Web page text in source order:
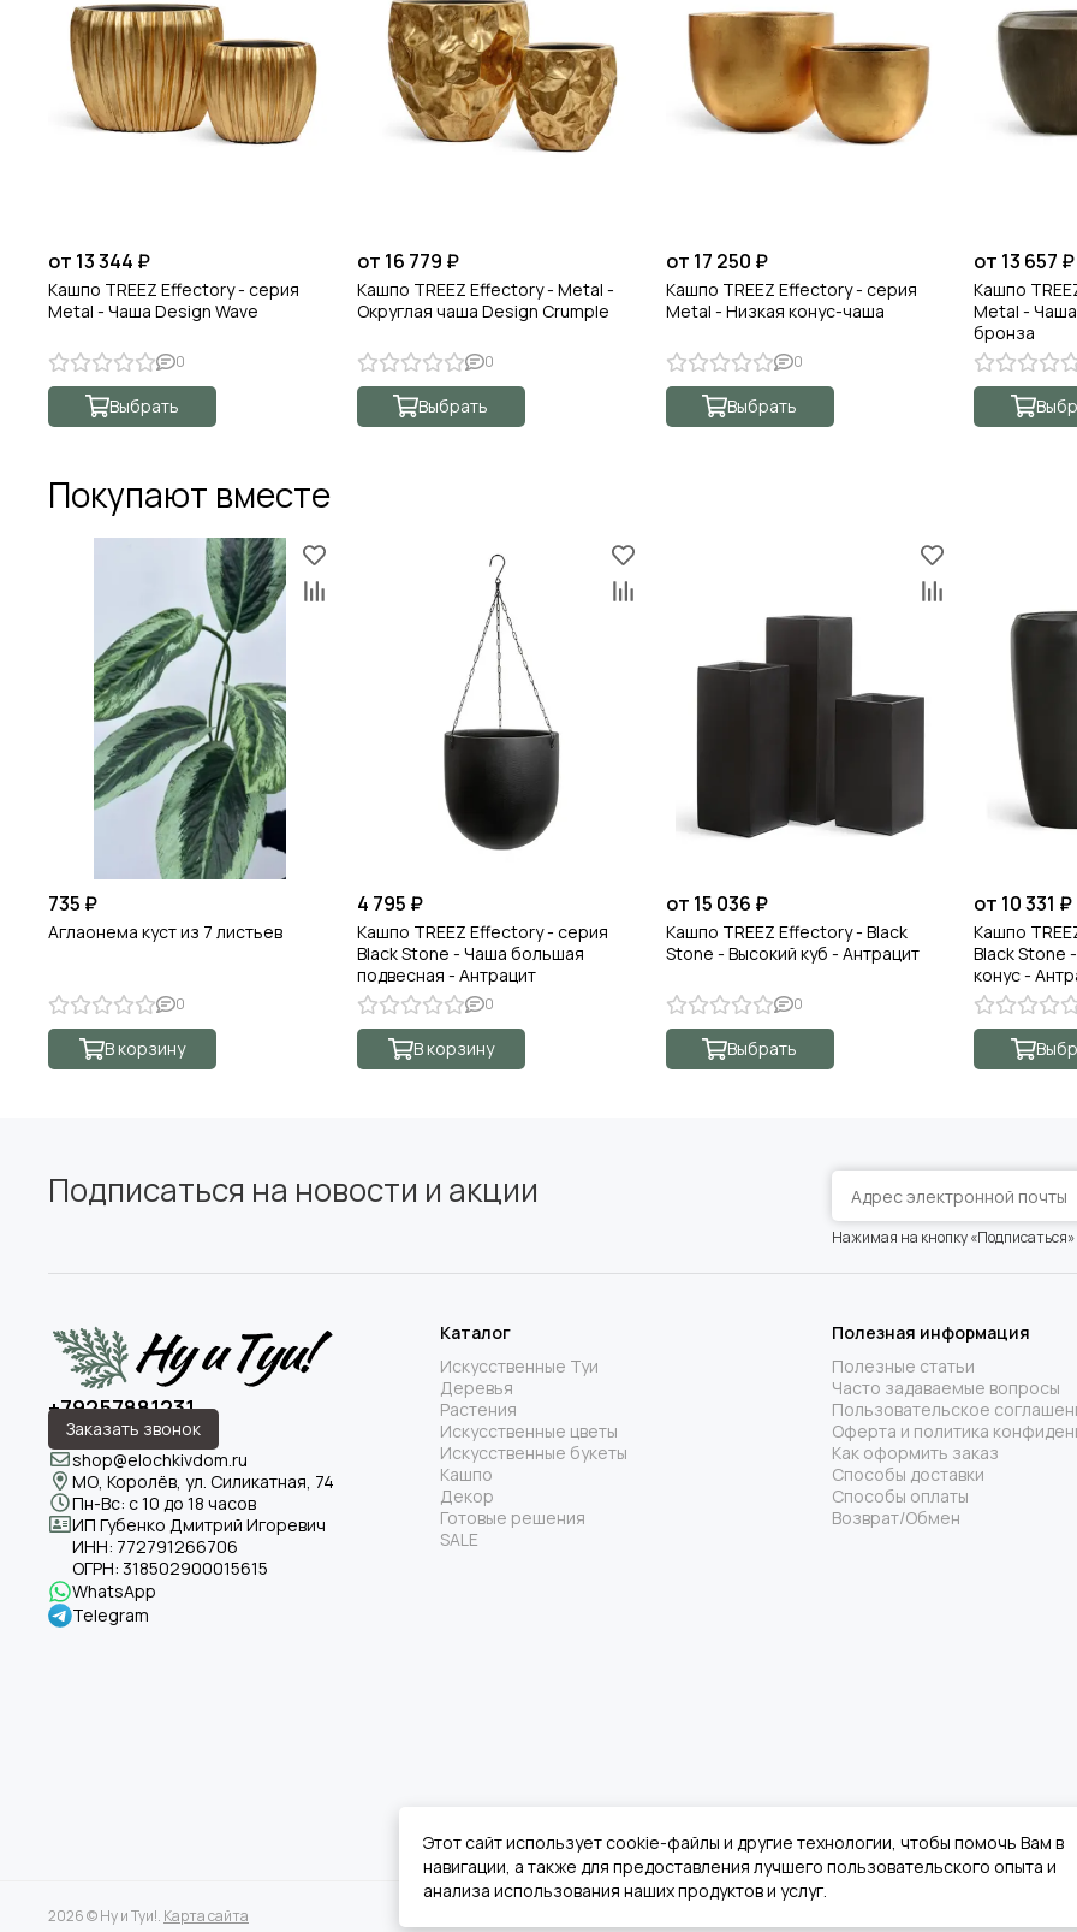
от 13 344 ₽
Кашпо TREEZ Effectory - серия
Metal - Чаша Design Wave
0
Выбрать
от 16 779 ₽
Кашпо TREEZ Effectory - Metal -
Округлая чаша Design Crumple
0
Выбрать
от 17 250 ₽
Кашпо TREEZ Effectory - серия
Metal - Низкая конус-чаша
0
Выбрать
от 13 657 ₽
Кашпо
Metal -
бронза
Покупают вместе
735 ₽
Аглаонема куст из 7 листьев
0
В корзину
4 795 ₽
Кашпо TREEZ Effectory - серия
Black Stone - Чаша большая
подвесная - Антрацит
0
В корзину
от 15 036 ₽
Кашпо TREEZ Effectory - Black
Stone - Высокий куб - Антрацит
0
Выбрать
от 10 331 ₽
Кашпо
Black Stone
конус -
Подписаться на новости и акции
Нажимая на кнопку
+79257881231
Заказать звонок
shop@elochkivdom.ru
МО, Королёв, ул. Силикатная, 74
Пн-Вс: с 10 до 18 часов
ИП Губенко Дмитрий Игоревич
ИНН: 772791266706
ОГРН: 318502900015615
WhatsApp
Telegram
Каталог
Искусственные Туи
Деревья
Растения
Искусственные цветы
Искусственные букеты
Кашпо
Декор
Готовые решения
SALE
Полезная информация
Полезные статьи
Часто задаваемые вопросы
Пользовательское
Оферта и политика
Как оформить заказ
Способы доставки
Способы оплаты
Возврат/Обмен
2026 © Ну и Туи!. Карта сайта
Этот сайт использует cookie-файлы и другие технологии, чтобы помочь Вам в
навигации, а также для предоставления лучшего пользовательского опыта и
анализа использования наших продуктов и услуг.